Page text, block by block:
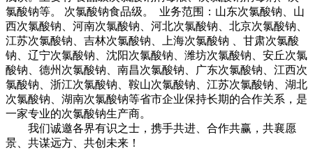
氯酸钠等。 次氯酸钠食品级。 业务范围：山东次氯酸钠、山
西次氯酸钠、河南次氯酸钠、河北次氯酸钠、北京次氯酸钠、
江苏次氯酸钠、吉林次氯酸钠、上海次氯酸钠 、甘肃次氯酸
钠、辽宁次氯酸钠、沈阳次氯酸钠、潍坊次氯酸钠、安丘次氯
酸钠、德州次氯酸钠、南昌次氯酸钠、广东次氯酸钠、江西次
氯酸钠、浙江次氯酸钠、鞍山次氯酸钠、江苏次氯酸钠、湖北
次氯酸钠、湖南次氯酸钠等省市企业保持长期的合作关系，是
一家专业的次氯酸钠生产商。
我们诚邀各界有识之士，携手共进、合作共赢，共襄愿
景、共谋远方、共创未来！